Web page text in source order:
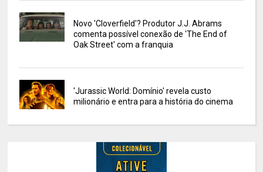
Novo 'Cloverfield'? Produtor J.J. Abrams
comenta possível conexão de 'The End of
Oak Street' com a franquia
'Jurassic World: Domínio' revela custo
milionário e entra para a história do cinema